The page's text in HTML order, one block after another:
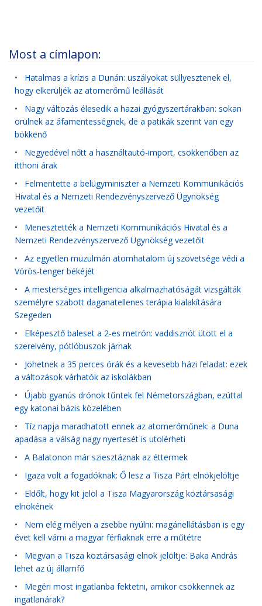
Most a címlapon:
• Hatalmas a krízis a Dunán: uszályokat süllyesztenek el,
hogy elkerüljék az atomerőmű leállását
• Nagy változás élesedik a hazai gyógyszertárakban: sokan
örülnek az áfamentességnek, de a patikák szerint van egy
bökkenő
• Negyedével nőtt a használtautó-import, csökkenőben az
itthoni árak
• Felmentette a belügyminiszter a Nemzeti Kommunikációs
Hivatal és a Nemzeti Rendezvényszervező Ügynökség
vezetőit
• Menesztették a Nemzeti Kommunikációs Hivatal és a
Nemzeti Rendezvényszervező Ügynökség vezetőit
• Az egyetlen muzulmán atomhatalom új szövetsége védi a
Vörös-tenger békéjét
• A mesterséges intelligencia alkalmazhatóságát vizsgálták
személyre szabott daganatellenes terápia kialakítására
Szegeden
• Elképesztő baleset a 2-es metrón: vaddisznót ütött el a
szerelvény, pótlóbuszok járnak
• Jöhetnek a 35 perces órák és a kevesebb házi feladat: ezek
a változások várhatók az iskolákban
• Újabb gyanús drónok tűntek fel Németországban, ezúttal
egy katonai bázis közelében
• Tíz napja maradhatott ennek az atomerőműnek: a Duna
apadása a válság nagy nyertesét is utolérheti
• A Balatonon már sziesztáznak az éttermek
• Igaza volt a fogadóknak: Ő lesz a Tisza Párt elnökjelöltje
• Eldőlt, hogy kit jelöl a Tisza Magyarország köztársasági
elnökének
• Nem elég mélyen a zsebbe nyúlni: magánellátásban is egy
évet kell várni a magyar férfiaknak erre a műtétre
• Megvan a Tisza köztársasági elnök jelöltje: Baka András
lehet az új államfő
• Megéri most ingatlanba fektetni, amikor csökkennek az
ingatlanárak?